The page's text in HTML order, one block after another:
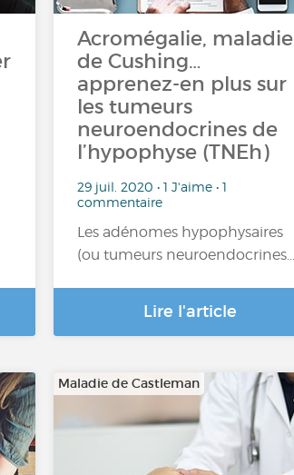
Acromégalie, maladie
de Cushing…
apprenez-en plus sur
les tumeurs
neuroendocrines de
l’hypophyse (TNEh)
29 juil. 2020 • 1 J'aime • 1
commentaire
Les adénomes hypophysaires
(ou tumeurs neuroendocrines…
Lire l'article
Maladie de Castleman